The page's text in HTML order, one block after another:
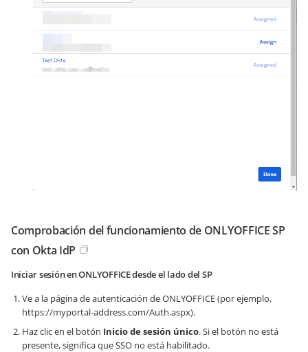
Comprobación del funcionamiento de ONLYOFFICE SP
con Okta IdP
Iniciar sesión en ONLYOFFICE desde el lado del SP
Ve a la página de autenticación de ONLYOFFICE (por ejemplo,
https://myportal-address.com/Auth.aspx).
Haz clic en el botón Inicio de sesión único. Si el botón no está
presente, significa que SSO no está habilitado.